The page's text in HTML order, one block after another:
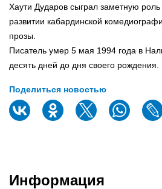
Хаути Дударов сыграл заметную роль
развитии кабардинской
прозы.
Писатель умер 5 мая 1994 года в
десять дней до дня своего рождения.
Поделиться новостью
Информация